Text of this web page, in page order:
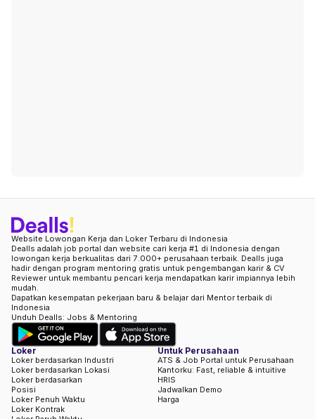
Website Lowongan Kerja dan Loker Terbaru di Indonesia
Dealls adalah job portal dan website cari kerja #1 di Indonesia dengan
lowongan kerja berkualitas dari 7.000+ perusahaan terbaik. Dealls juga
hadir dengan program mentoring gratis untuk pengembangan karir & CV
Reviewer untuk membantu pencari kerja mendapatkan karir impiannya lebih
mudah.
Dapatkan kesempatan pekerjaan baru & belajar dari Mentor terbaik di
Indonesia
Unduh Dealls: Jobs & Mentoring
Loker
Loker berdasarkan Industri
Loker berdasarkan Lokasi
Loker berdasarkan
Posisi
Loker Penuh Waktu
Loker Kontrak
Untuk Perusahaan
ATS & Job Portal untuk Perusahaan
Kantorku: Fast, reliable & intuitive
HRIS
Jadwalkan Demo
Harga